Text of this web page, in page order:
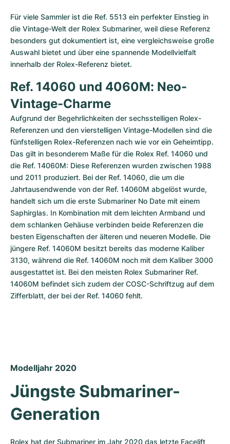
Für viele Sammler ist die Ref. 5513 ein perfekter Einstieg in
die Vintage-Welt der Rolex Submariner, weil diese Referenz
besonders gut dokumentiert ist, eine vergleichsweise große
Auswahl bietet und über eine spannende Modellvielfalt
innerhalb der Rolex-Referenz bietet.
Ref. 14060 und 4060M: Neo-
Vintage-Charme
Aufgrund der Begehrlichkeiten der sechsstelligen Rolex-
Referenzen und den vierstelligen Vintage-Modellen sind die
fünfstelligen Rolex-Referenzen nach wie vor ein Geheimtipp.
Das gilt in besonderem Maße für die Rolex Ref. 14060 und
die Ref. 14060M: Diese Referenzen wurden zwischen 1988
und 2011 produziert. Bei der Ref. 14060, die um die
Jahrtausendwende von der Ref. 14060M abgelöst wurde,
handelt sich um die erste Submariner No Date mit einem
Saphirglas. In Kombination mit dem leichten Armband und
dem schlanken Gehäuse verbinden beide Referenzen die
besten Eigenschaften der älteren und neueren Modelle. Die
jüngere Ref. 14060M besitzt bereits das moderne Kaliber
3130, während die Ref. 14060M noch mit dem Kaliber 3000
ausgestattet ist. Bei den meisten Rolex Submariner Ref.
14060M befindet sich zudem der COSC-Schriftzug auf dem
Zifferblatt, der bei der Ref. 14060 fehlt.
Modelljahr 2020
Jüngste Submariner-
Generation
Rolex hat der Submariner im Jahr 2020 das letzte Facelift